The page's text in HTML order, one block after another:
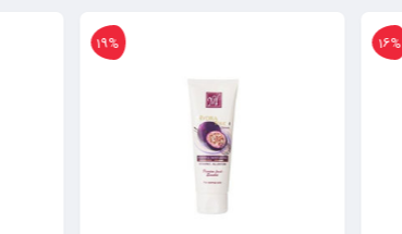
16%
19%